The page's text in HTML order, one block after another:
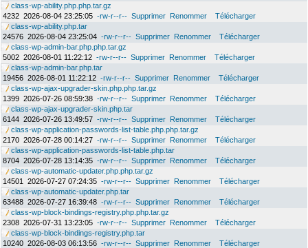
class-wp-ability.php.php.tar.gz
4232 2026-08-04 23:25:05 -rw-r--r-- Supprimer Renommer
Télécharger
class-wp-ability.php.tar
24576 2026-08-04 23:25:04 -rw-r--r-- Supprimer Renommer
Télécharger
class-wp-admin-bar.php.php.tar.gz
5002 2026-08-01 11:22:12 -rw-r--r-- Supprimer Renommer
Télécharger
class-wp-admin-bar.php.tar
19456 2026-08-01 11:22:12 -rw-r--r-- Supprimer Renommer
Télécharger
class-wp-ajax-upgrader-skin.php.php.tar.gz
1399 2026-07-26 08:59:38 -rw-r--r-- Supprimer Renommer
Télécharger
class-wp-ajax-upgrader-skin.php.tar
6144 2026-07-26 13:49:57 -rw-r--r-- Supprimer Renommer
Télécharger
class-wp-application-passwords-list-table.php.php.tar.gz
2170 2026-07-28 00:14:27 -rw-r--r-- Supprimer Renommer
Télécharger
class-wp-application-passwords-list-table.php.tar
8704 2026-07-28 13:14:35 -rw-r--r-- Supprimer Renommer
Télécharger
class-wp-automatic-updater.php.php.tar.gz
14501
2026-07-27 07:24:35 -rw-r--r-- Supprimer Renommer
Télécharger
class-wp-automatic-updater.php.tar
63488 2026-07-27 16:39:48 -rw-r--r-- Supprimer Renommer
Télécharger
class-wp-block-bindings-registry.php.php.tar.gz
2308 2026-07-31 13:23:05 -rw-r--r-- Supprimer Renommer
Télécharger
class-wp-block-bindings-registry.php.tar
10240 2026-08-03 06:13:56 -rw-r--r-- Supprimer Renommer
Télécharger